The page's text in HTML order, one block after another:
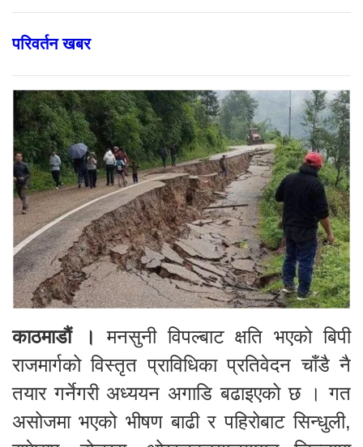
परिवर्तन खबर
काठमाडौं ।
मनसुनी विपल्बाट क्षति भएको बिपी
राजमार्गको विस्तृत प्राविधिका प्रतिवेदन चाँडै नै
तयार गर्नेगरी अध्ययन अगाडि बढाइएको छ । गत
असोजमा भएको भीषण बाढी र पहिरोबाट सिन्धुली,